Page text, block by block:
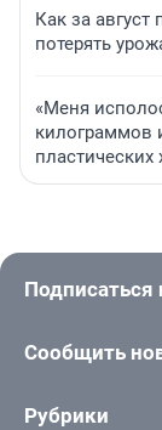
Как за август
потерять
«Меня
килограммов
Подписаться
Сообщить
Рубрики